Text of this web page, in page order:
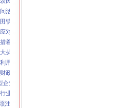
活动
镇赠送春节问金
对雨雪冰冻灾害
着力破解农村无照经营难题
执法机制积查处大案要案
用动产押职能助企融资成效显著
政补助资金270万元
业创业人员通过创业评审
业安全生产大检查
注销整网吧见成效
销助推微型企业发展